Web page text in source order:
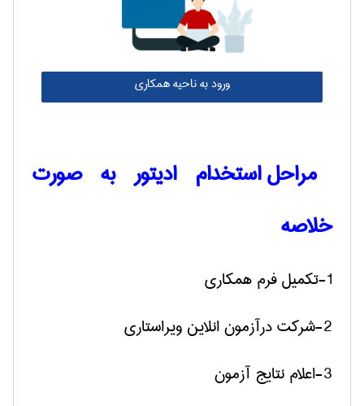
ورود به ناحیه همکاری
مراحل استخدام ادیتور به صورت
خلاصه
1-تکمیل فرم همکاری
2-شرکت درآزمون انلاین ویراستاری
3-اعلام نتایج آزمون